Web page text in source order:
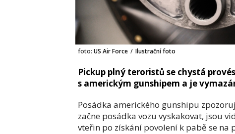
foto: US Air Force / Ilustrační foto
Pickup plný teroristů se chystá
s americkým gunshipem a je
Posádka amerického gunshipu
začne posádka vozu vyskakovat, jsou
vteřin po získání povolení k pabě se na